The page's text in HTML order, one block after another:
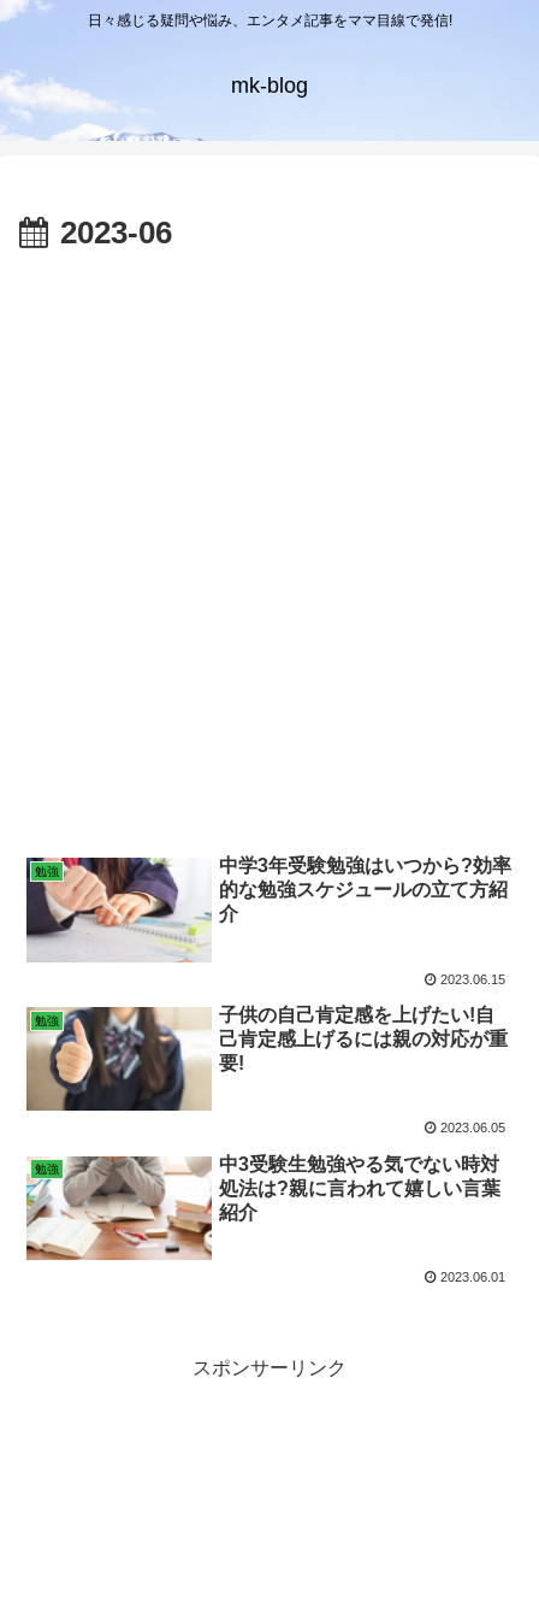
日々感じる疑問や悩み、エンタメ記事をママ目線で発信!
mk-blog
2023-06
勉強
中学3年受験勉強はいつから?効率
的な勉強スケジュールの立て方紹
介
2023.06.15
勉強
子供の自己肯定感を上げたい!自
己肯定感上げるには親の対応が重
要!
2023.06.05
勉強
中3受験生勉強やる気でない時対
処法は?親に言われて嬉しい言葉
紹介
2023.06.01
スポンサーリンク